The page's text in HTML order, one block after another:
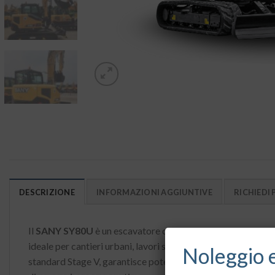
DESCRIZIONE INFORMAZIONI AGGIUNTIVE RICHIEDI
Il SANY SY80U è un escavatore cingolato compatto da8,8
ideale per cantieri urbani, lavori stradali e interventi in
standard Stage V, garantisce potenza affidabile e consumi
Noleggio